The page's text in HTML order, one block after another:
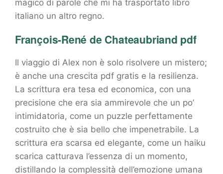
magico di parole che mi ha trasportato libro
italiano un altro regno.
François-René de Chateaubriand pdf
Il viaggio di Alex non è solo risolvere un mistero;
è anche una crescita pdf gratis e la resilienza.
La scrittura era tesa ed economica, con una
precisione che era sia ammirevole che un po’
intimidatoria, come un puzzle perfettamente
costruito che è sia bello che impenetrabile. La
scrittura era scarsa ed elegante, come un haiku
scarica catturava l’essenza di un momento,
distillando la complessità dell’emozione umana